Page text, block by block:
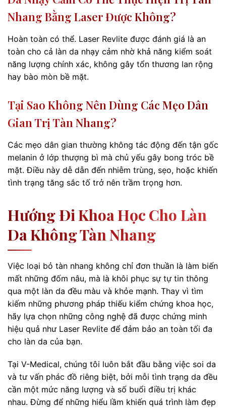
Nhang Bằng Laser Được Không?
Hoàn toàn có thể. Laser Revlite được đánh giá là an
toàn cho cả làn da nhạy cảm nhờ khả năng kiểm soát
năng lượng chính xác, không gây tổn thương lan rộng
hay bào mòn bề mặt.
Tại Sao Không Nên Dùng Các Mẹo Dân
Gian Trị Tàn Nhang?
Các mẹo dân gian thường không tác động đến tận gốc
melanin ở lớp thượng bì mà chủ yếu gây bong tróc bề
mặt. Điều này dễ dẫn đến nhiễm trùng, sẹo, hoặc khiến
tình trạng tăng sắc tố trở nên trầm trọng hơn.
Hướng Đi Khoa Học Cho Làn
Da Không Tàn Nhang
Việc loại bỏ tàn nhang không chỉ đơn thuần là làm biến
mất những đốm nâu, mà là khôi phục sự tự tin thông
qua một làn da đều màu và khỏe mạnh. Thay vì tìm
kiếm những phương pháp thiếu kiểm chứng khoa học,
hãy lựa chọn những công nghệ đã được chứng minh
hiệu quả như Laser Revlite để đảm bảo an toàn tối đa
cho làn da của bạn.
Tại V-Medical, chúng tôi luôn bắt đầu bằng việc soi da
và tư vấn phác đồ riêng biệt, bởi mỗi tình trạng da đều
cần một mức năng lượng và số buổi điều trị khác
nhau. Đừng để những hiểu lầm khiến quá trình làm đẹp